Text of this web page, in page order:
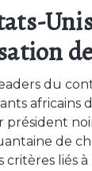
du
africains
président
de
critères liés